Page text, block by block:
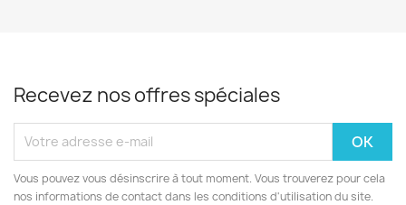
Recevez nos offres spéciales
Vous pouvez vous désinscrire à tout moment. Vous trouverez pour cela
nos informations de contact dans les conditions d'utilisation du site.